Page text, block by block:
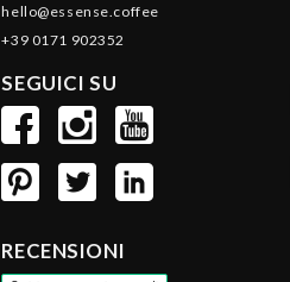
hello@essense.coffee
+39 0171 902352
SEGUICI SU
RECENSIONI